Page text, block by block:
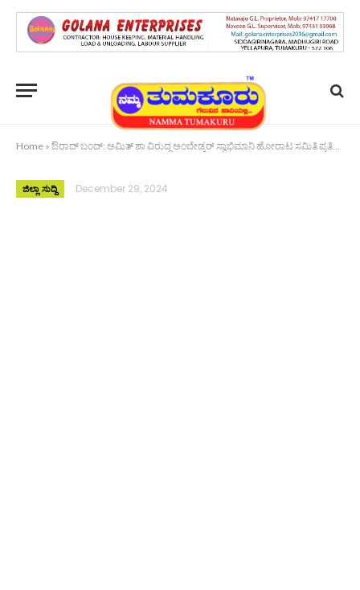
Home » ಔರಾದ್ ಬಂದ್: ಅಮಿತ್ ಶಾ ವಿರುದ್ಧ ಅಂಬೇಡ್ಕರ್ ಸ್ವಾಭಿಮಾನಿ ಹೋರಾಟ ಸಮಿತಿ ಪ್ರತಿಭಟನೆ
ಜಿಲ್ಲಾ ಸುದ್ದಿ December 29, 2024